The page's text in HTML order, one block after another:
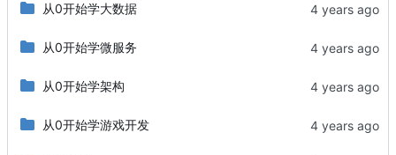
从0开始学大数据
从0开始学微服务
从0开始学架构
从0开始学游戏开发